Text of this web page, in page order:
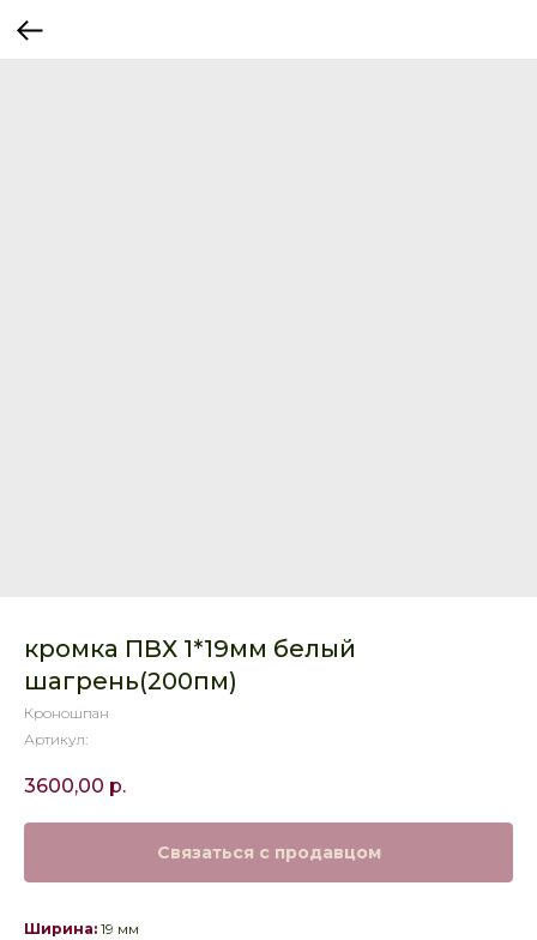
кромка ПВХ 1*19мм белый
шагрень(200пм)
Кроношпан
Артикул:
3600,00 р.
Связаться с продавцом
Ширина: 19 мм